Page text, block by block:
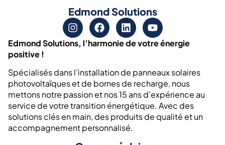
Edmond Solutions
Edmond Solutions, l’harmonie de votre énergie
positive !
Spécialisés dans l’installation de panneaux solaires
photovoltaïques et de bornes de recharge, nous
mettons notre passion et nos 15 ans d’expérience au
service de votre transition énergétique. Avec des
solutions clés en main, des produits de qualité et un
accompagnement personnalisé.